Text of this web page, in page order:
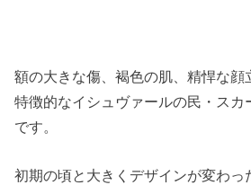
額の大きな傷、褐色の肌、精悍な顔
特徴的なイシュヴァールの民・スカ
です。
初期の頃と大きくデザインが変わっ